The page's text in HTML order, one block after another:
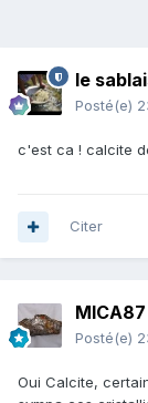
le
Posté(e)
c'est ca ! calcite
Citer
MICA87
Posté(e)
Oui Calcite,